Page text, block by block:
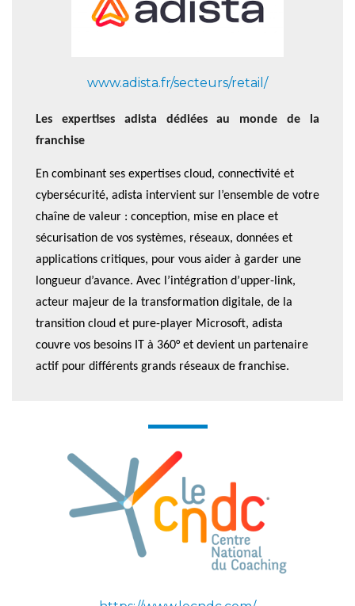
www.adista.fr/secteurs/retail/
Les expertises adista dédiées au monde de la
franchise
En combinant ses expertises cloud, connectivité et
cybersécurité, adista intervient sur l’ensemble de votre
chaîne de valeur : conception, mise en place et
sécurisation de vos systèmes, réseaux, données et
applications critiques, pour vous aider à garder une
longueur d’avance. Avec l’intégration d’upper-link,
acteur majeur de la transformation digitale, de la
transition cloud et pure-player Microsoft, adista
couvre vos besoins IT à 360° et devient un partenaire
actif pour différents grands réseaux de franchise.